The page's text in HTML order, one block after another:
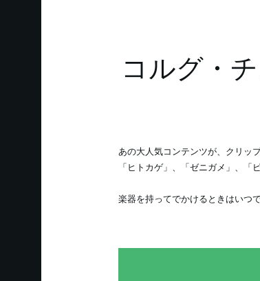
コルグ・
あの大人気コンテンツが、クリッ
「ヒトカゲ」、「ゼニガメ」、「
楽器を持ってでかけるときはいつ